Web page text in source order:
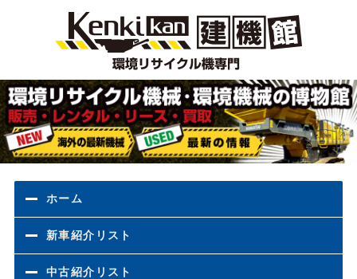
ホーム
新車紹介リスト
中古紹介リスト